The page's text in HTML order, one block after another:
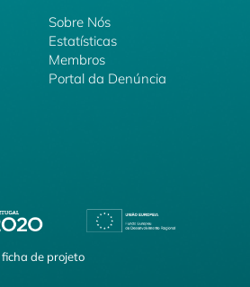
Sobre Nós
Estatísticas
Membros
Portal da Denúncia
de projeto